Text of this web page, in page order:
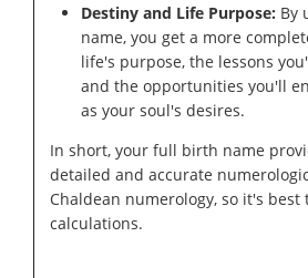
Destiny and Life Purpose: By
name, you get a more
life's purpose, the lessons
and the opportunities you'll
as your soul's desires.
In short, your full birth name
detailed and accurate
Chaldean numerology, so it's
calculations.